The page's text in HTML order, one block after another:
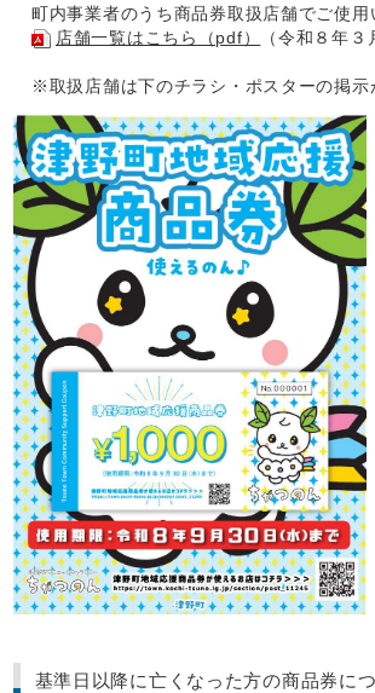
町内事業者のうち商品券取扱店舗でご使用
店舗一覧はこちら（pdf）
（令和８年３
※取扱店舗は下のチラシ・ポスターの掲示
基準日以降に亡くなった方の商品券に